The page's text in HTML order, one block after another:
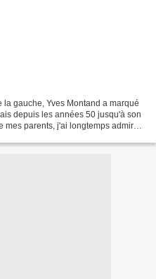
gauche, Yves Montand a marqué
depuis les années 50 jusqu'à son
parents, j'ai longtemps admiré